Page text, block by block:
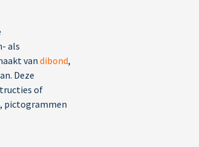
als
van dibond,
Deze
of
pictogrammen